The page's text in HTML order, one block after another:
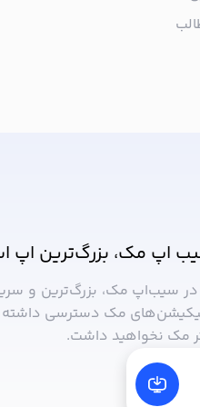
اپ مک، بزرگ‌ترین اپ
در سیب‌‌اپ مک، بزرگ‌ترین و
مک دسترسی داشته
مک نخواهید داشت.